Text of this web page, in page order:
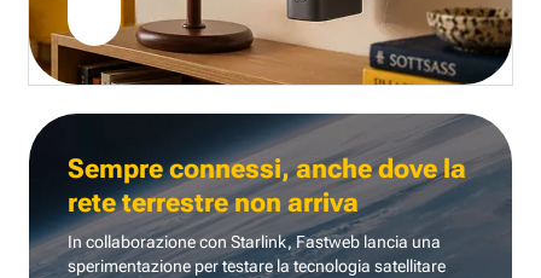
Sempre connessi, anche dove la
rete terrestre non arriva
In collaborazione con Starlink, Fastweb lancia una
sperimentazione per testare la tecnologia satellitare